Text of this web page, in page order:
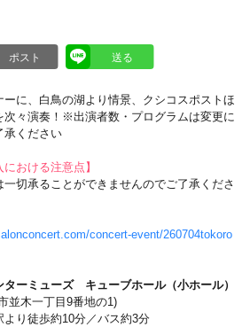
に、白鳥の湖より情景、クシコスポストほ
次々演奏！※出演者数・プログラムは変更に
承ください
おける注意点】
切承ることができませんのでご了承くださ
concert-event/260704tokoro
ターミューズ キューブホール（小ホール）
並木一丁目9番地の1)
り徒歩約10分／バス約3分